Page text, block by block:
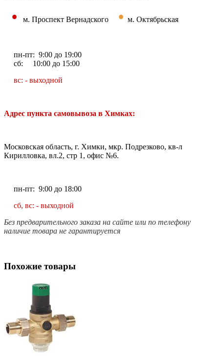
• м. Проспект Вернадского • м. Октябрьская
пн-пт: 9:00 до 19:00
сб: 10:00 до 15:00
вс: - выходной
Адрес пункта самовывоза в Химках:
Московская область, г. Химки, мкр. Подрезково, кв-л
Кирилловка, вл.2, стр 1, офис №6.
пн-пт: 9:00 до 18:00
сб, вс: - выходной
Без предварительного заказа на сайте или по телефону
наличие товара не гарантируется
Похожие товары